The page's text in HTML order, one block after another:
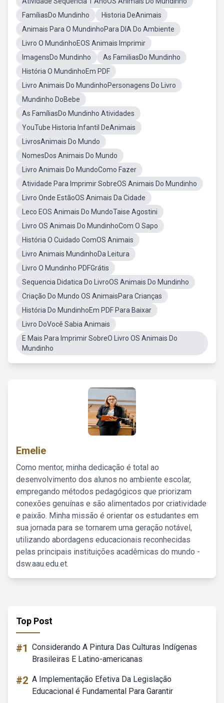
FamíliasDo Mundinho
Historia DeAnimais
Animais Para O MundinhoPara DIA Do Ambiente
Livro O MundinhoEOS Animais Imprimir
ImagensDo Mundinho
As FamiliasDo Mundinho
História O MundinhoEm PDF
Livro Animais Do MundinhoPersonagens Do Livro
Mundinho DoBebe
As FamíliasDo Mundinho Atividades
YouTube Historia Infantil DeAnimais
LivrosAnimais Do Mundo
NomesDos Animais Do Mundo
Livro Animais Do MundoComo Fazer
Atividade Para Imprimir SobreOS Animais Do Mundinho
Livro Onde EstãoOS Animais Da Cidade
Leco EOS Animais Do MundoTaise Agostini
Livro OS Animais Do MundinhoCom O Sapo
História O Cuidado ComOS Animais
Livro Animais MundinhoDa Leitura
Livro O Mundinho PDFGrátis
Sequencia Didatica Do LivroOS Animais Do Mundinho
Criação Do Mundo OS AnimaisPara Crianças
História Do MundinhoEm PDF Para Baixar
Livro DoVocê Sabia Animais
E Mais Para Imprimir SobreO Livro OS Animais Do
Mundinho
Emelie
Como mentor, minha dedicação é total ao
desenvolvimento dos alunos no ambiente escolar,
empregando métodos pedagógicos que priorizam
conexões genuínas e são alimentados por criatividade
e paixão. Minha missão é orientar os estudantes em
sua jornada para se tornarem uma geração notável,
utilizando abordagens educacionais reconhecidas
pelas principais instituições acadêmicas do mundo -
dsw.aau.edu.et.
Top Post
#1 Considerando A Pintura Das Culturas Indígenas
Brasileiras E Latino-americanas
#2 A Implementação Efetiva Da Legislação
Educacional é Fundamental Para Garantir